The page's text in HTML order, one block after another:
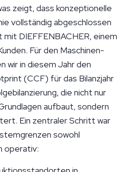
zeigt, dass konzeptionelle
vollständig abgeschlossen
mit DIEFFENBACHER, einem
Für den Maschinen-
wir in diesem Jahr den
(CCF) für das Bilanzjahr
die nicht nur
aufbaut, sondern
Ein zentraler Schritt war
sowohl
operativ: